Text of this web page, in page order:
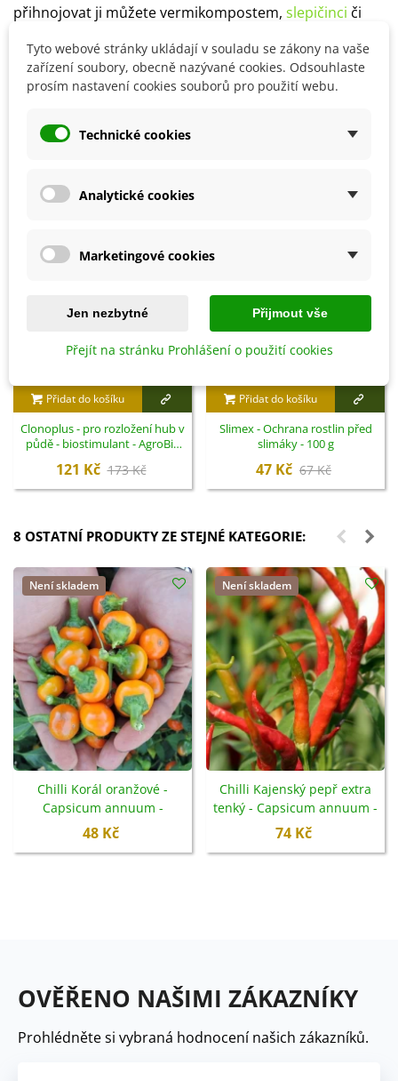
přihnojovat ji můžete vermikompostem, slepičinci či
Detaily produktu
Sleva
Přidat do košíku
Clonoplus - pro rozložení hub v
půdě - biostimulant - AgroBio
121 Kč 173 Kč
Přidat do košíku
Slimex - Ochrana rostlin před
slimáky - 100 g
47 Kč 67 Kč
8 OSTATNÍ PRODUKTY ZE STEJNÉ KATEGORIE:
Není skladem
Chilli Korál oranžové -
Capsicum annuum -
semena - 7 ks
48 Kč
Není skladem
Chilli Kajenský pepř extra
tenký - Capsicum annuum -
semena - 7 ks
74 Kč
OVĚŘENO NAŠIMI ZÁKAZNÍKY
Prohlédněte si vybraná hodnocení našich zákazníků.
Tyto webové stránky ukládají v souladu se zákony na vaše
zařízení soubory, obecně nazývané cookies. Odsouhlaste
prosím nastavení cookies souborů pro použití webu.
Technické cookies
Analytické cookies
Marketingové cookies
Jen nezbytné Přijmout vše
Přejít na stránku Prohlášení o použití cookies